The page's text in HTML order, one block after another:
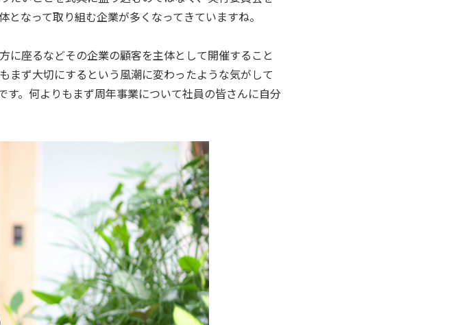
なって取り組む企業が多くなってきていますね。
に座るなどその企業の顧客を主体として開催すること
まず大切にするという風潮に変わったような気がして
す。何よりもまず周年事業について社員の皆さんに自分